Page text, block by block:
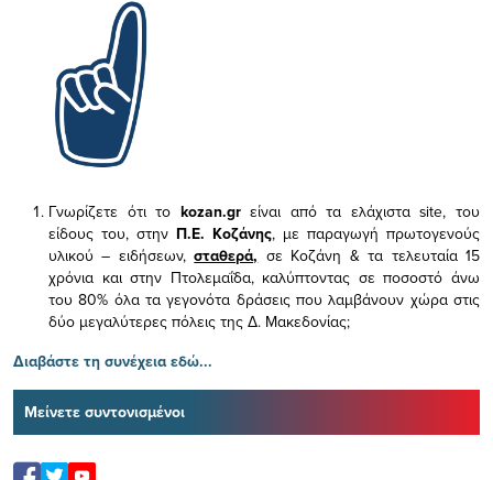
Γνωρίζετε ότι το kozan.gr είναι από τα ελάχισταsite, του
είδους του, στην Π.Ε. Κοζάνης, με παραγωγή πρωτογενούς
υλικού – ειδήσεων,σταθερά, σε Κοζάνη & τα τελευταία 15
χρόνια και στην Πτολεμαΐδα, καλύπτοντας σε ποσοστό άνω
του 80% όλα τα γεγονότα δράσεις που λαμβάνουν χώρα στις
δύο μεγαλύτερες πόλεις της Δ. Μακεδονίας;
Διαβάστε τη συνέχεια εδώ...
Μείνετε συντονισμένοι